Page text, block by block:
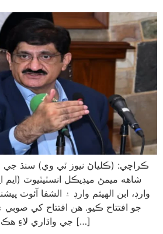
ڪراچي: (ڪلياڻ نيوز ٽي وي) سنڌ جي
شاهه ميمڻ ميڊيڪل انسٽيٽيوٽ (ايم
وارڊ، ابن الهيثم وارڊ ۽ الشفا آئوٽ
جو افتتاح ڪيو. هن افتتاح کي
جي واڌاري لاءِ هڪ اهم قدم قرار ڏنو۔ وڏي […]